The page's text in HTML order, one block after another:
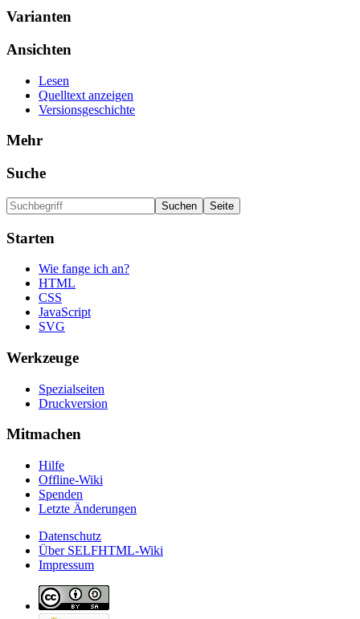
Varianten
Ansichten
Lesen
Quelltext anzeigen
Versionsgeschichte
Mehr
Suche
Starten
Wie fange ich an?
HTML
CSS
JavaScript
SVG
Werkzeuge
Spezialseiten
Druckversion
Mitmachen
Hilfe
Offline-Wiki
Spenden
Letzte Änderungen
Datenschutz
Über SELFHTML-Wiki
Impressum